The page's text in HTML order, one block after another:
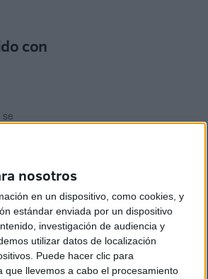
nosotros
en un dispositivo, como cookies, y
estándar enviada por un dispositivo
investigación de audiencia y
utilizar datos de localización
Puede hacer clic para
llevemos a cabo el procesamiento
con
à
viviendas